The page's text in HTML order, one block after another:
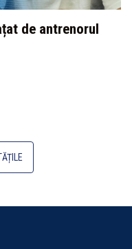
de antrenorul